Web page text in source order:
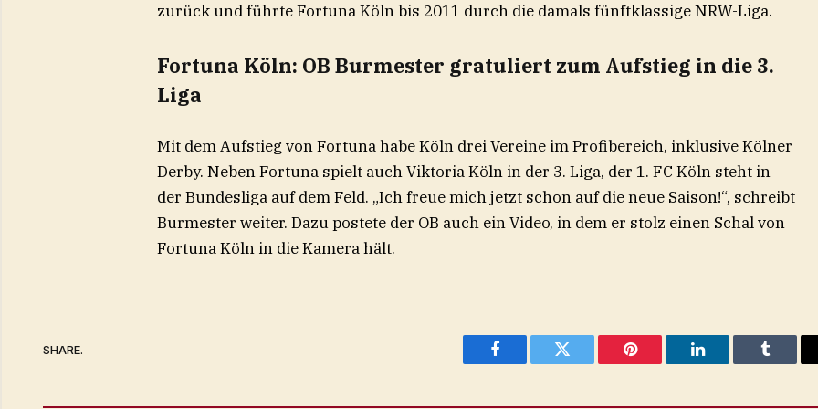
zurück und führte Fortuna Köln bis 2011 durch die damals fünftklassige NRW-Liga.
Fortuna Köln: OB Burmester gratuliert zum Aufstieg in die 3.
Liga
Mit dem Aufstieg von Fortuna habe Köln drei Vereine im Profibereich, inklusive Kölner
Derby. Neben Fortuna spielt auch Viktoria Köln in der 3. Liga, der 1. FC Köln steht in
der Bundesliga auf dem Feld. „Ich freue mich jetzt schon auf die neue Saison!“, schreibt
Burmester weiter. Dazu postete der OB auch ein Video, in dem er stolz einen Schal von
Fortuna Köln in die Kamera hält.
SHARE.
Facebook Twitter Pinterest LinkedIn Tumblr